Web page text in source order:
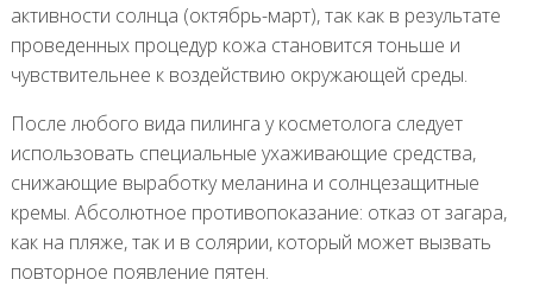
активности солнца (октябрь-март), так как в результате
проведенных процедур кожа становится тоньше и
чувствительнее к воздействию окружающей среды.
После любого вида пилинга у косметолога следует
использовать специальные ухаживающие средства,
снижающие выработку меланина и солнцезащитные
кремы. Абсолютное противопоказание: отказ от загара,
как на пляже, так и в солярии, который может вызвать
повторное появление пятен.